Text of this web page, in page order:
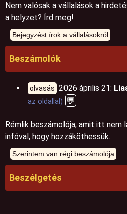
Nem valósak a vállalások a
a helyzet? Írd meg!
Beszámolók
olvasás 2026 április 21:
az oldallal) 💬
Rémlik beszámolója, amit itt nem
infóval, hogy hozzáköthessük.
Beszélgetés